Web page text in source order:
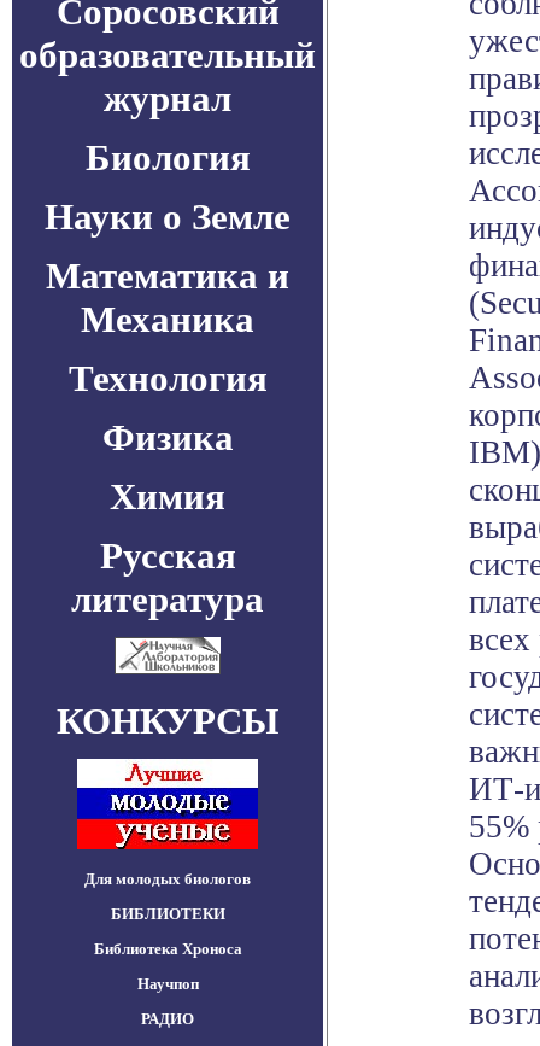
Соросовский
образовательный
журнал
Биология
Науки о Земле
Математика и
Механика
Технология
Физика
Химия
Русская
литература
КОНКУРСЫ
Для молодых биологов
БИБЛИОТЕКИ
Библиотека Хроноса
Научпоп
РАДИО
ИТ-
55%